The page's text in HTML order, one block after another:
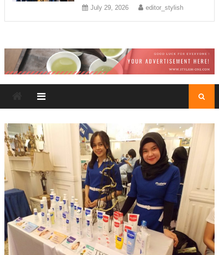
July 29, 2026 editor_stylish